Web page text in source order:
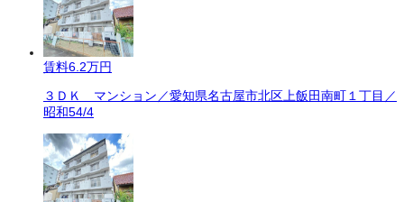
賃料6.2万円
３ＤＫ マンション／愛知県名古屋市北区上飯田南町１丁目／
昭和54/4